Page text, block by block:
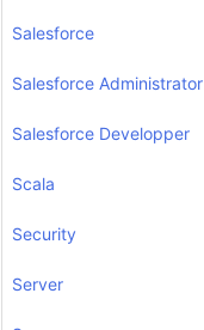
Salesforce
Salesforce Administrator
Salesforce Developper
Scala
Security
Server